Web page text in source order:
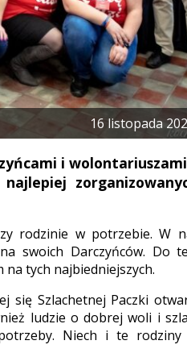
16 listopada
i
rodzinie w potrzebie. W
swoich Darczyńców. Do
na tych najbiedniejszych.
się Szlachetnej Paczki
ludzie o dobrej woli i
Niech i te rodziny